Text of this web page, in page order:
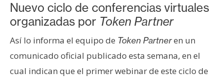
A
á
l
i
Nuevo ciclo de conferencias virtuales
organizadas por Token Partner
Así lo informa el equipo de Token Partneren un
comunicado oficial publicado esta semana, en el
cual indican que el primer webinar de este ciclo de